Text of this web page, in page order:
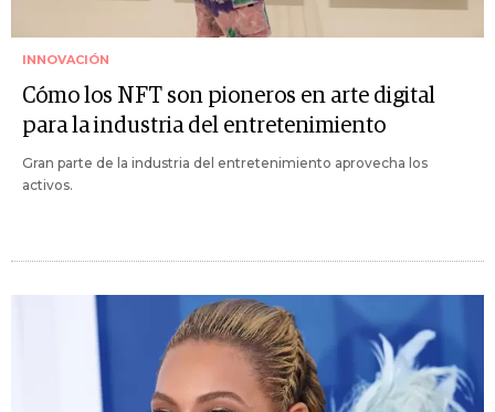
INNOVACIÓN
Cómo los NFT son pioneros en arte digital
para la industria del entretenimiento
Gran parte de la industria del entretenimiento aprovecha los
activos.